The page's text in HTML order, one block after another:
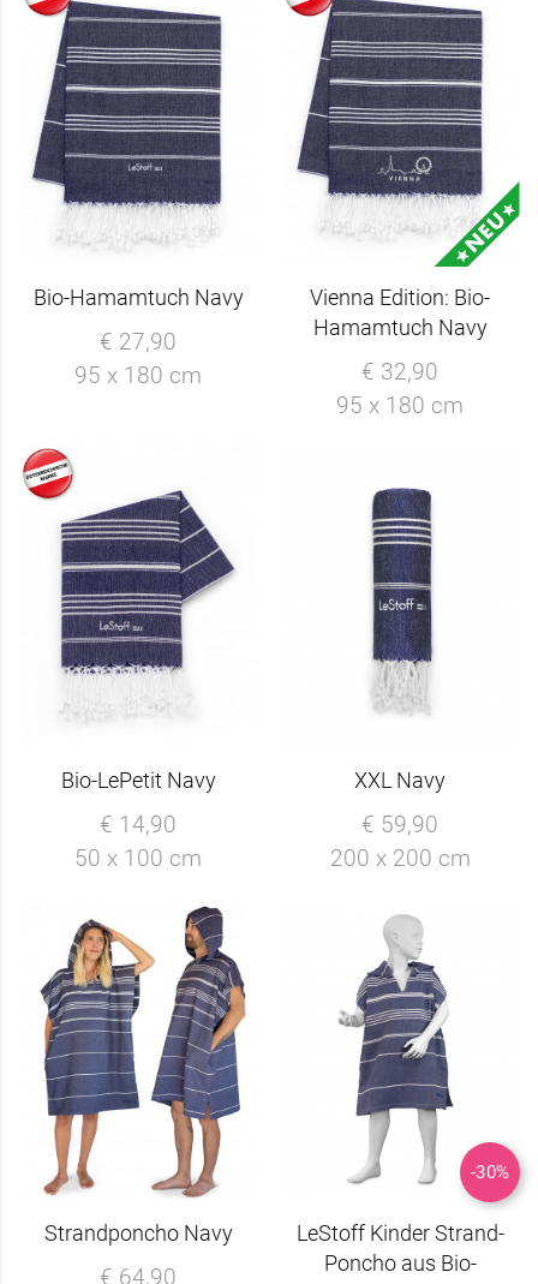
Bio-Hamamtuch Navy
€ 27,90
95 x 180 cm
Vienna Edition: Bio-
Hamamtuch Navy
€ 32,90
95 x 180 cm
Bio-LePetit Navy
€ 14,90
50 x 100 cm
XXL Navy
€ 59,90
200 x 200 cm
Strandponcho Navy
€ 64,90
-30%
LeStoff Kinder Strand-
Poncho aus Bio-